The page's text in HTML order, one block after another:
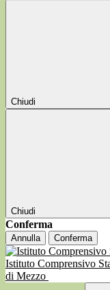
Chiudi
Chiudi
Conferma
Annulla Conferma
Istituto Comprensivo
di Mezzo